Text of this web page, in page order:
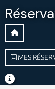
MES